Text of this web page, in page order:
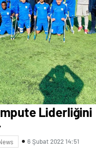
Liderliğini
6 Şubat 2022 14:51